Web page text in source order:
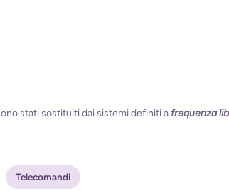
stati sostituiti dai sistemi definiti a frequenza
Telecomandi